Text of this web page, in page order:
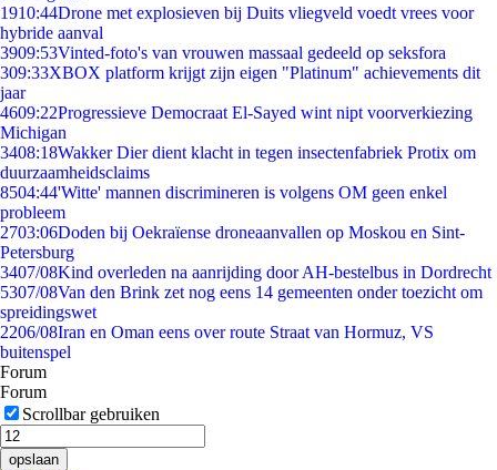
1910:44Drone met explosieven bij Duits vliegveld voedt vrees voor
hybride aanval
3909:53Vinted-foto's van vrouwen massaal gedeeld op seksfora
309:33XBOX platform krijgt zijn eigen "Platinum" achievements dit
jaar
4609:22Progressieve Democraat El-Sayed wint nipt voorverkiezing
Michigan
3408:18Wakker Dier dient klacht in tegen insectenfabriek Protix om
duurzaamheidsclaims
8504:44'Witte' mannen discrimineren is volgens OM geen enkel
probleem
2703:06Doden bij Oekraïense droneaanvallen op Moskou en Sint-
Petersburg
3407/08Kind overleden na aanrijding door AH-bestelbus in Dordrecht
5307/08Van den Brink zet nog eens 14 gemeenten onder toezicht om
spreidingswet
2206/08Iran en Oman eens over route Straat van Hormuz, VS
buitenspel
Forum
Forum
Scrollbar gebruiken
opslaan